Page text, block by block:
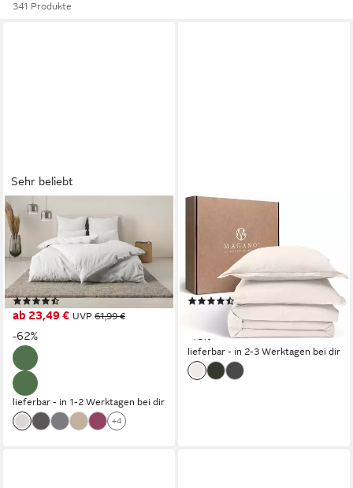
341 Produkte
Sehr beliebt
OTTO HOME
Bettwäsche Luisa, Perkal, 2
teilig, 4 Qualitäten für dein
perfektes Schlafgefühl (von
Komfort bis Premium)
(279)
ab 23,49 € UVP 61,99 €
-62%
lieferbar - in 1-2 Werktagen bei dir
+4
Bettwäsche Set,
Premiumqualität,
Hypoallergen, Knitterarm,
Himmlisch weich, Cozy
Design: 3cm Stehsaum am
Kissenbezug
(4)
ab 28,00 €
-18%
lieferbar - in 2-3 Werktagen bei dir